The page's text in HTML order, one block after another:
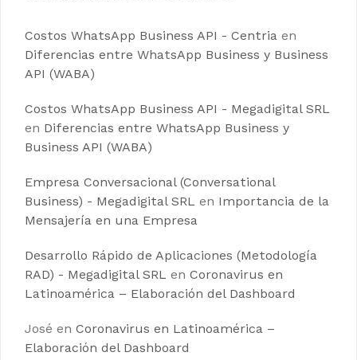
Costos WhatsApp Business API - Centria en
Diferencias entre WhatsApp Business y Business
API (WABA)
Costos WhatsApp Business API - Megadigital SRL
en Diferencias entre WhatsApp Business y
Business API (WABA)
Empresa Conversacional (Conversational
Business) - Megadigital SRL en Importancia de la
Mensajería en una Empresa
Desarrollo Rápido de Aplicaciones (Metodología
RAD) - Megadigital SRL en Coronavirus en
Latinoamérica – Elaboración del Dashboard
José en Coronavirus en Latinoamérica –
Elaboración del Dashboard